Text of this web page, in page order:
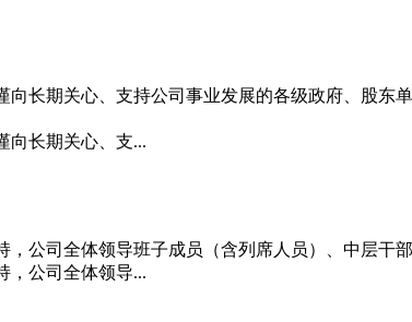
长期关心、支持公司事业发展的各级政府、股东
向长期关心、支...
公司全体领导班子成员（含列席人员）、中层干
，公司全体领导...